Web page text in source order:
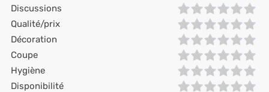
Discussions
Qualité/prix
Décoration
Coupe
Hygiène
Disponibilité